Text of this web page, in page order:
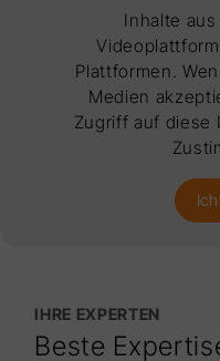
Inhalte aus
Plattformen.
Medien
Zugriff auf diese
IHRE EXPERTEN
Beste